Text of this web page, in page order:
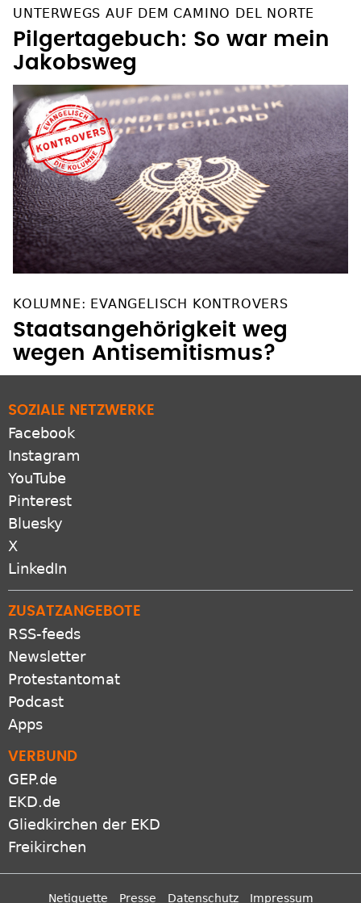
UNTERWEGS AUF DEM CAMINO DEL NORTE
Pilgertagebuch: So war mein
Jakobsweg
KOLUMNE: EVANGELISCH KONTROVERS
Staatsangehörigkeit weg
wegen Antisemitismus?
SOZIALE NETZWERKE
Facebook
Instagram
YouTube
Pinterest
Bluesky
X
LinkedIn
ZUSATZANGEBOTE
RSS-feeds
Newsletter
Protestantomat
Podcast
Apps
VERBUND
GEP.de
EKD.de
Gliedkirchen der EKD
Freikirchen
Netiquette Presse Datenschutz Impressum